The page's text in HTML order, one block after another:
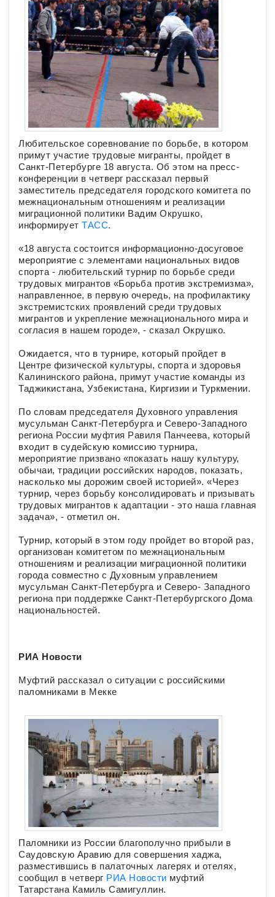
Любительское соревнование по борьбе, в котором
примут участие трудовые мигранты, пройдет в
Санкт-Петербурге 18 августа. Об этом на пресс-
конференции в четверг рассказал первый
заместитель председателя городского комитета по
межнациональным отношениям и реализации
миграционной политики Вадим Окрушко,
информирует ТАСС.
«18 августа состоится информационно-досуговое
мероприятие с элементами национальных видов
спорта - любительский турнир по борьбе среди
трудовых мигрантов «Борьба против экстремизма»,
направленное, в первую очередь, на профилактику
экстремистских проявлений среди трудовых
мигрантов и укрепление межнационального мира и
согласия в нашем городе», - сказал Окрушко.
Ожидается, что в турнире, который пройдет в
Центре физической культуры, спорта и здоровья
Калининского района, примут участие команды из
Таджикистана, Узбекистана, Киргизии и Туркмении.
По словам председателя Духовного управления
мусульман Санкт-Петербурга и Северо-Западного
региона России муфтия Равиля Панчеева, который
входит в судейскую комиссию турнира,
мероприятие призвано «показать нашу культуру,
обычаи, традиции российских народов, показать,
насколько мы дорожим своей историей». «Через
турнир, через борьбу консолидировать и призывать
трудовых мигрантов к адаптации - это наша главная
задача», - отметил он.
Турнир, который в этом году пройдет во второй раз,
организован комитетом по межнациональным
отношениям и реализации миграционной политики
города совместно с Духовным управлением
мусульман Санкт-Петербурга и Северо- Западного
региона при поддержке Санкт-Петербургского Дома
национальностей.
РИА Новости
Муфтий рассказал о ситуации с российскими
паломниками в Мекке
Паломники из России благополучно прибыли в
Саудовскую Аравию для совершения хаджа,
разместившись в палаточных лагерях и отелях,
сообщил в четверг РИА Новости муфтий
Татарстана Камиль Самигуллин.